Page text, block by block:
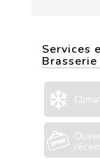
Services
Brasserie